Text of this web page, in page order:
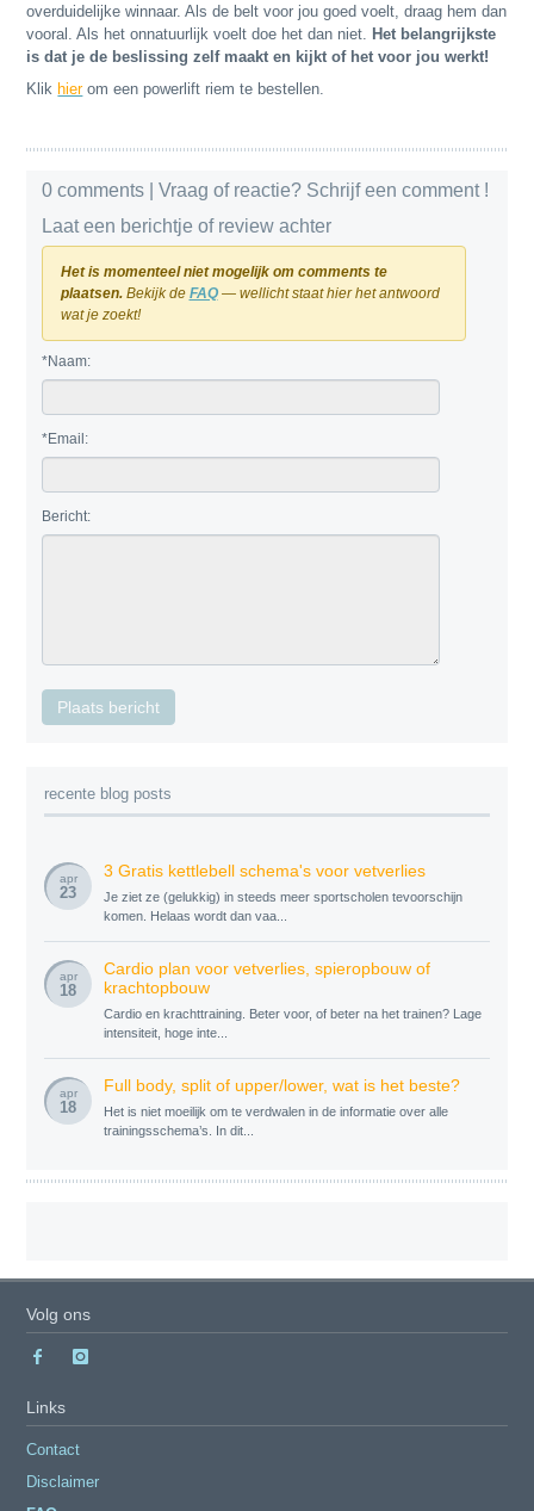
overduidelijke winnaar. Als de belt voor jou goed voelt, draag hem dan
vooral. Als het onnatuurlijk voelt doe het dan niet.
Het belangrijkste
is dat je de beslissing zelf maakt en kijkt of het voor jou werkt!
Klik hierom een powerlift riem te bestellen.
0 comments
| Vraag of reactie? Schrijf een comment !
Laat een berichtje of review achter
Het is momenteel niet mogelijk om comments te
plaatsen.Bekijk de FAQ— wellicht staat hier het antwoord
wat je zoekt!
*Naam:
*Email:
Bericht:
recente blog posts
apr
23
3 Gratis kettlebell schema's voor vetverlies
Je ziet ze (gelukkig) in steeds meer sportscholen tevoorschijn
komen. Helaas wordt dan vaa...
apr
18
Cardio plan voor vetverlies, spieropbouw of
krachtopbouw
Cardio en krachttraining. Beter voor, of beter na het trainen? Lage
intensiteit, hoge inte...
apr
18
Full body, split of upper/lower, wat is het beste?
Het is niet moeilijk om te verdwalen in de informatie over alle
trainingsschema’s. In dit...
Volg ons
Links
Contact
Disclaimer